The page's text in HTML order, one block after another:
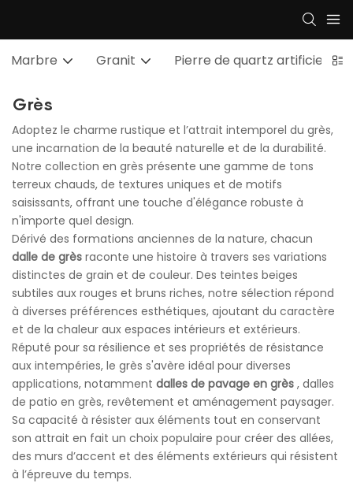
Marbre Granit Pierre de quartz artificielle
Grès
Adoptez le charme rustique et l’attrait intemporel du grès,
une incarnation de la beauté naturelle et de la durabilité.
Notre collection en grès présente une gamme de tons
terreux chauds, de textures uniques et de motifs
saisissants, offrant une touche d'élégance robuste à
n'importe quel design.
Dérivé des formations anciennes de la nature, chacun
dalle de grès raconte une histoire à travers ses variations
distinctes de grain et de couleur. Des teintes beiges
subtiles aux rouges et bruns riches, notre sélection répond
à diverses préférences esthétiques, ajoutant du caractère
et de la chaleur aux espaces intérieurs et extérieurs.
Réputé pour sa résilience et ses propriétés de résistance
aux intempéries, le grès s'avère idéal pour diverses
applications, notamment dalles de pavage en grès , dalles
de patio en grès, revêtement et aménagement paysager.
Sa capacité à résister aux éléments tout en conservant
son attrait en fait un choix populaire pour créer des allées,
des murs d’accent et des éléments extérieurs qui résistent
à l’épreuve du temps.